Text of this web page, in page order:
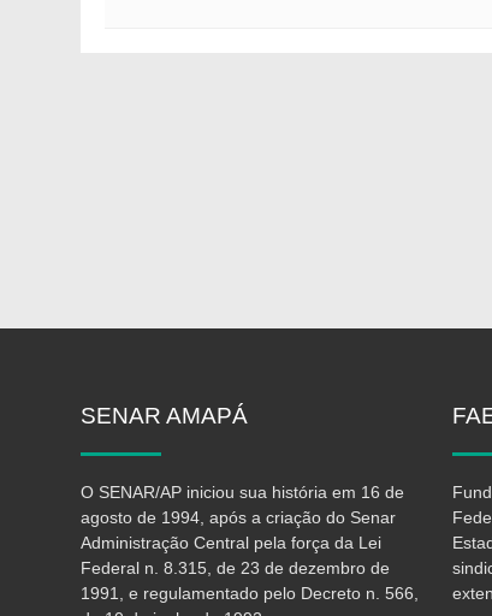
SENAR AMAPÁ
O SENAR/AP iniciou sua história em 16 de
agosto de 1994, após a criação do Senar
Administração Central pela força da Lei
Federal n. 8.315, de 23 de dezembro de
1991, e regulamentado pelo Decreto n. 566,